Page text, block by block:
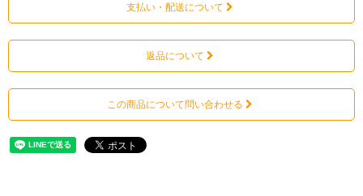
支払い・配送について
返品について
この商品について問い合わせる